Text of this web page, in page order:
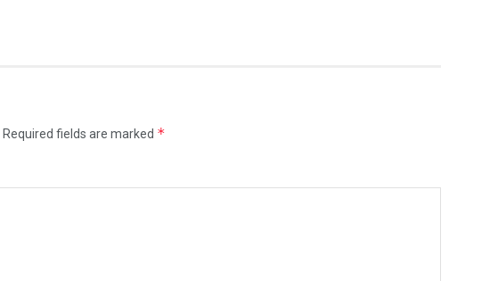
Required fields are marked *